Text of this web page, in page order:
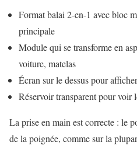
Format balai 2-en-1 avec bloc
principale
Module qui se transforme en
voiture, matelas
Écran sur le dessus pour
Réservoir transparent pour voir
La prise en main est correcte : le
de la poignée, comme sur la